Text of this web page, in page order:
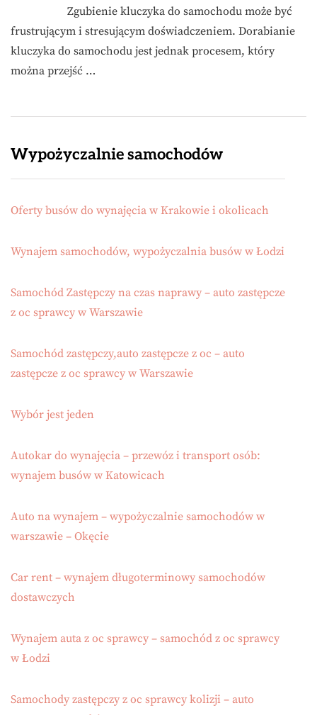
Zgubienie kluczyka do samochodu może być
frustrującym i stresującym doświadczeniem. Dorabianie
kluczyka do samochodu jest jednak procesem, który
można przejść …
Wypożyczalnie samochodów
Oferty busów do wynajęcia w Krakowie i okolicach
Wynajem samochodów, wypożyczalnia busów w Łodzi
Samochód Zastępczy na czas naprawy – auto zastępcze
z oc sprawcy w Warszawie
Samochód zastępczy,auto zastępcze z oc – auto
zastępcze z oc sprawcy w Warszawie
Wybór jest jeden
Autokar do wynajęcia – przewóz i transport osób:
wynajem busów w Katowicach
Auto na wynajem – wypożyczalnie samochodów w
warszawie – Okęcie
Car rent – wynajem długoterminowy samochodów
dostawczych
Wynajem auta z oc sprawcy – samochód z oc sprawcy
w Łodzi
Samochody zastępczy z oc sprawcy kolizji – auto